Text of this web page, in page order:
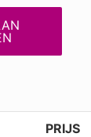
PRIJS